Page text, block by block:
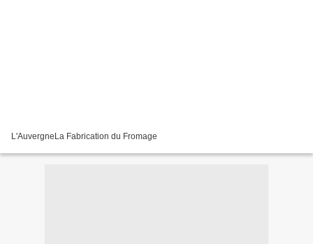
L'AuvergneLa Fabrication du Fromage